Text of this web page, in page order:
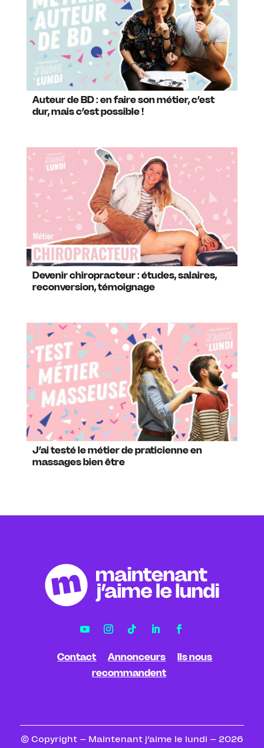
Auteur de BD : en faire son métier, c’est
dur, mais c’est possible !
Devenir chiropracteur : études, salaires,
reconversion, témoignage
J’ai testé le métier de praticienne en
massages bien être
Contact Annonceurs
Ils nous
recommandent
© Copyright – Maintenant j’aime le lundi – 2026